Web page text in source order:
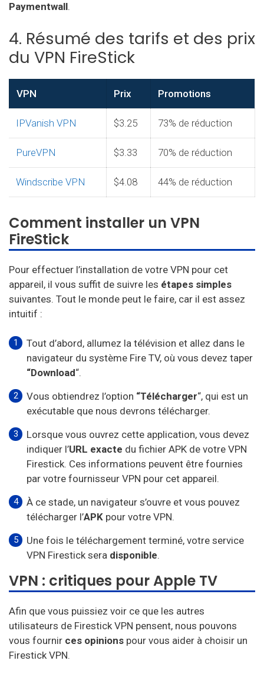
Paymentwall.
4. Résumé des tarifs et des prix
du VPN FireStick
VPN Prix Promotions
IPVanish VPN $3.25 73% de réduction
PureVPN $3.33 70% de réduction
Windscribe VPN $4.08 44% de réduction
Comment installer un VPN
FireStick
Pour effectuer l’installation de votre VPN pour cet
appareil, il vous suffit de suivre les étapes simples
suivantes. Tout le monde peut le faire, car il est assez
intuitif :
Tout d’abord, allumez la télévision et allez dans le
navigateur du système Fire TV, où vous devez taper
“Download“.
Vous obtiendrez l’option “Télécharger“, qui est un
exécutable que nous devrons télécharger.
Lorsque vous ouvrez cette application, vous devez
indiquer l’URL exacte du fichier APK de votre VPN
Firestick. Ces informations peuvent être fournies
par votre fournisseur VPN pour cet appareil.
À ce stade, un navigateur s’ouvre et vous pouvez
télécharger l’APK pour votre VPN.
Une fois le téléchargement terminé, votre service
VPN Firestick sera disponible.
VPN : critiques pour Apple TV
Afin que vous puissiez voir ce que les autres
utilisateurs de Firestick VPN pensent, nous pouvons
vous fournir ces opinions pour vous aider à choisir un
Firestick VPN.